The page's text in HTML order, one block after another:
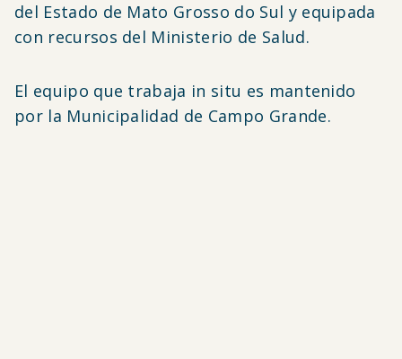
del Estado de Mato Grosso do Sul y equipada
con recursos del Ministerio de Salud.
El equipo que trabaja in situ es mantenido
por la Municipalidad de Campo Grande.